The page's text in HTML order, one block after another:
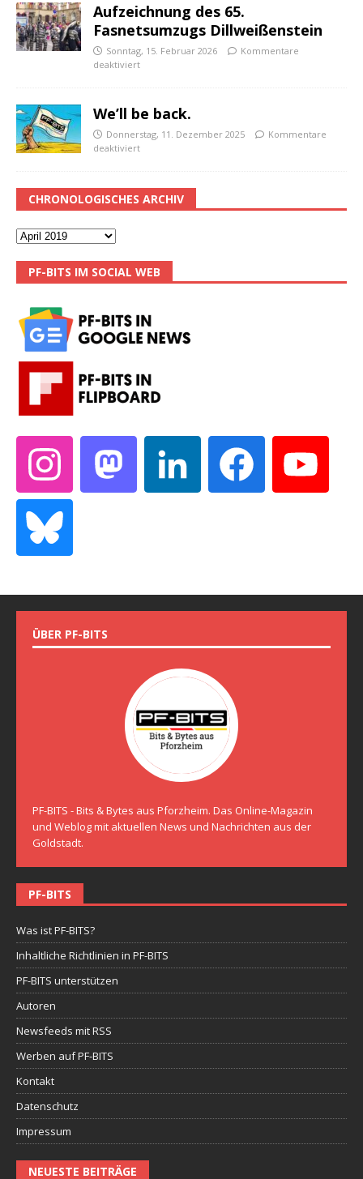
Aufzeichnung des 65.
Fasnetsumzugs Dillweißenstein
Sonntag, 15. Februar 2026
Kommentare
deaktiviert
We’ll be back.
Donnerstag, 11. Dezember 2025
Kommentare
deaktiviert
CHRONOLOGISCHES ARCHIV
PF-BITS IM SOCIAL WEB
ÜBER PF-BITS
PF-BITS - Bits & Bytes aus Pforzheim. Das Online-Magazin
und Weblog mit aktuellen News und Nachrichten aus der
Goldstadt.
PF-BITS
Was ist PF-BITS?
Inhaltliche Richtlinien in PF-BITS
PF-BITS unterstützen
Autoren
Newsfeeds mit RSS
Werben auf PF-BITS
Kontakt
Datenschutz
Impressum
NEUESTE BEITRÄGE